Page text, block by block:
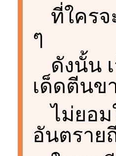
ที่ใครจ
ๆ
ดังนั้น
เด็ดตีนข
ไม่ยอ
อันตราย